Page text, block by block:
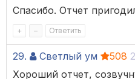
Спасибо. Отчет
+ – Ответить
29. Светлый ум 508
Хороший отчет,